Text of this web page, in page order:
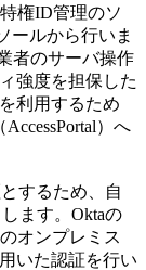
権ID管理のソ
ールから行いま
者のサーバ操作
強度を担保した
利用するため
）へ
するため、自
ます。Oktaの
オンプレミス
いた認証を行い